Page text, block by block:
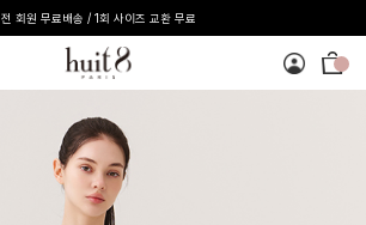
전 회원 무료배송 / 1회 사이즈 교환 무료